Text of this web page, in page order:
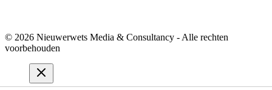
© 2026 Nieuwerwets Media & Consultancy - Alle rechten
voorbehouden